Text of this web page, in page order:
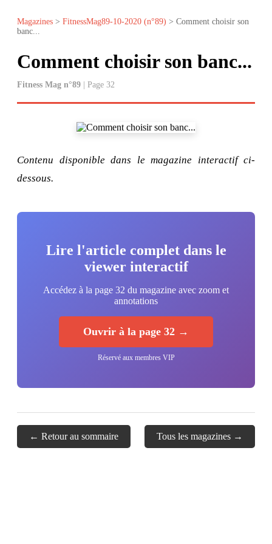
Magazines > FitnessMag89-10-2020 (n°89) > Comment choisir son
banc...
Comment choisir son banc...
Fitness Mag n°89 | Page 32
Contenu disponible dans le magazine interactif ci-
dessous.
Lire l'article complet dans le
viewer interactif
Accédez à la page 32 du magazine avec zoom et
annotations
Ouvrir à la page 32 →
Réservé aux membres VIP
← Retour au sommaire Tous les magazines →